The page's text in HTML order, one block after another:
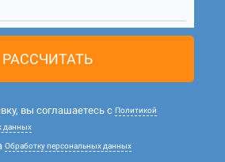
РАССЧИТАТЬ
вы соглашаетесь с Политикой
данных
Обработку персональных данных